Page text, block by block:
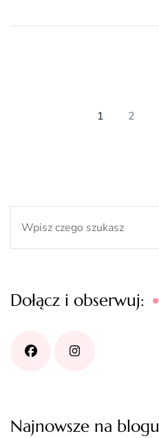
PAGE
1 PAGE
2
Dołącz i obserwuj:
Najnowsze na blogu